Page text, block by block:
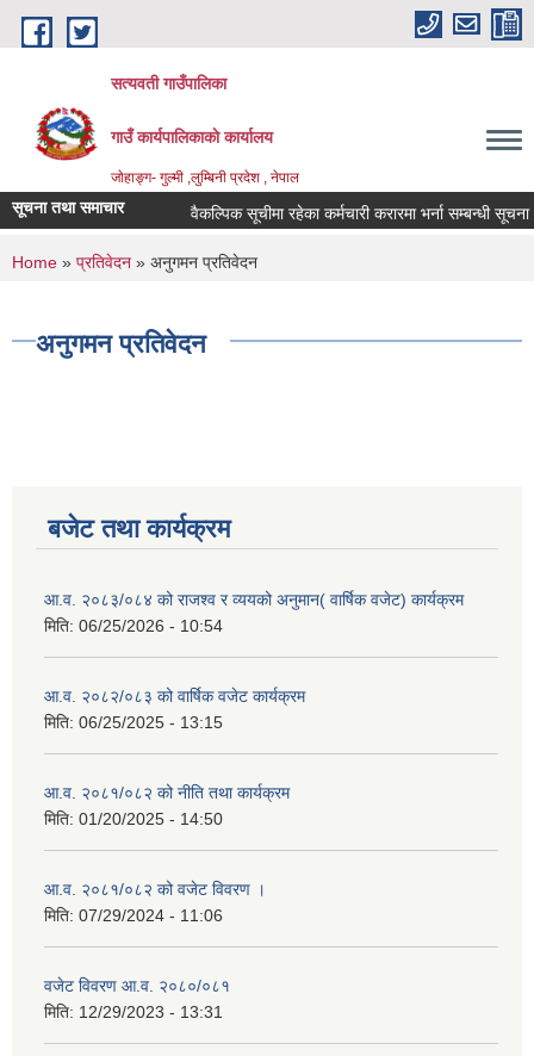
Skip to main content
सत्यवती गाउँपालिका
गाउँ कार्यपालिकाकाे कार्यालय
जाेहाङ्ग- गुल्मी ,लुम्बिनी प्रदेश , नेपाल
सूचना तथा समाचार वैकल्पिक सूचीमा रहेका कर्मचारी करारमा भर्ना सम्बन्धी सूचना ।
You are here
Home » प्रतिवेदन » अनुगमन प्रतिवेदन
अनुगमन प्रतिवेदन
बजेट तथा कार्यक्रम
आ.व. २०८३/०८४ को राजश्व र व्ययको अनुमान( वार्षिक वजेट) कार्यक्रम
मिति: 06/25/2026 - 10:54
आ.व. २०८२/०८३ को वार्षिक वजेट कार्यक्रम
मिति: 06/25/2025 - 13:15
आ.व. २०८१/०८२ को नीति तथा कार्यक्रम
मिति: 01/20/2025 - 14:50
आ.व. २०८१/०८२ को वजेट विवरण ।
मिति: 07/29/2024 - 11:06
वजेट विवरण आ.व. २०८०/०८१
मिति: 12/29/2023 - 13:31